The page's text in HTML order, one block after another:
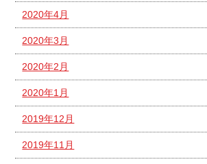
2020年4月
2020年3月
2020年2月
2020年1月
2019年12月
2019年11月